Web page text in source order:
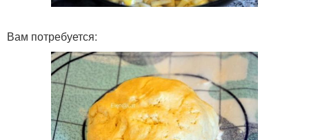
Вам потребуется: